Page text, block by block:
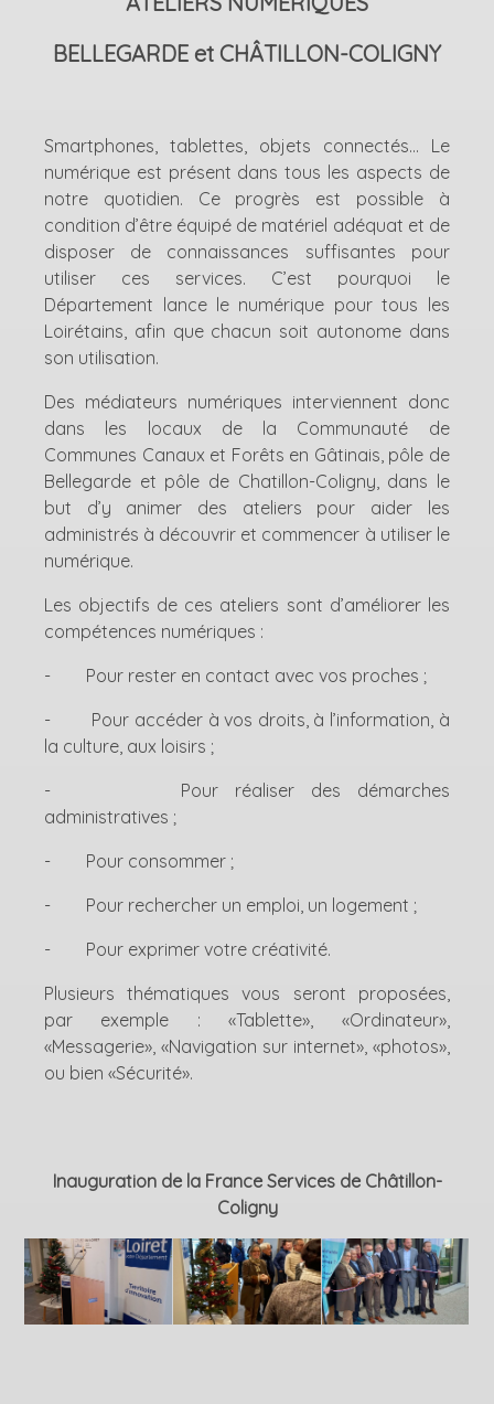
BELLEGARDE et CHÂTILLON-COLIGNY
Smartphones, tablettes, objets connectés... Le
numérique est présent dans tous les aspects de
notre quotidien. Ce progrès est possible à
condition d’être équipé de matériel adéquat et de
disposer de connaissances suffisantes pour
utiliser ces services. C’est pourquoi le
Département lance le numérique pour tous les
Loirétains, afin que chacun soit autonome dans
son utilisation.
Des médiateurs numériques interviennent donc
dans les locaux de la Communauté de
Communes Canaux et Forêts en Gâtinais, pôle de
Bellegarde et pôle de Chatillon-Coligny, dans le
but d’y animer des ateliers pour aider les
administrés à découvrir et commencer à utiliser le
numérique.
Les objectifs de ces ateliers sont d’améliorer les
compétences numériques :
- Pour rester en contact avec vos proches ;
- Pour accéder à vos droits, à l’information, à
la culture, aux loisirs ;
- Pour réaliser des démarches
administratives ;
- Pour consommer ;
- Pour rechercher un emploi, un logement ;
- Pour exprimer votre créativité.
Plusieurs thématiques vous seront proposées,
par exemple : «Tablette», «Ordinateur»,
«Messagerie», «Navigation sur internet», «photos»,
ou bien «Sécurité».
Inauguration de la France Services de Châtillon-
Coligny